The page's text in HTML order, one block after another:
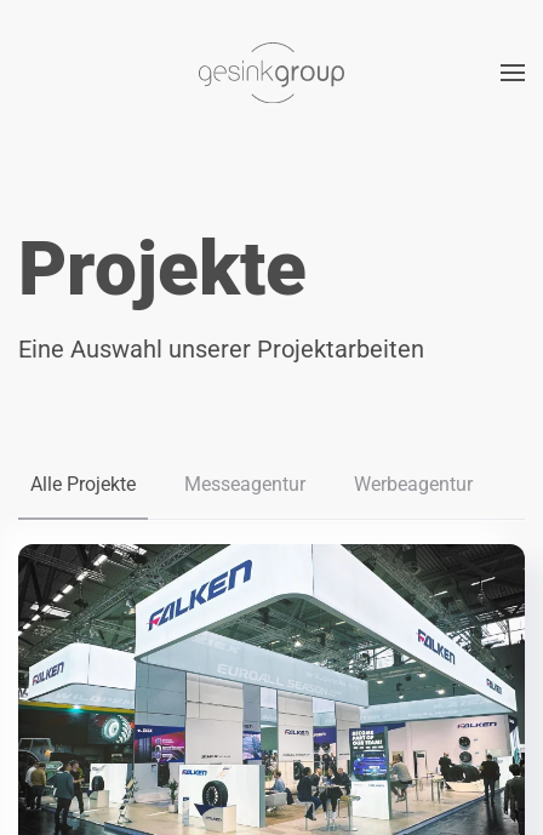
Zum Hauptinhalt springen
Projekte
Eine Auswahl unserer Projektarbeiten
Alle Projekte Messeagentur Werbeagentur